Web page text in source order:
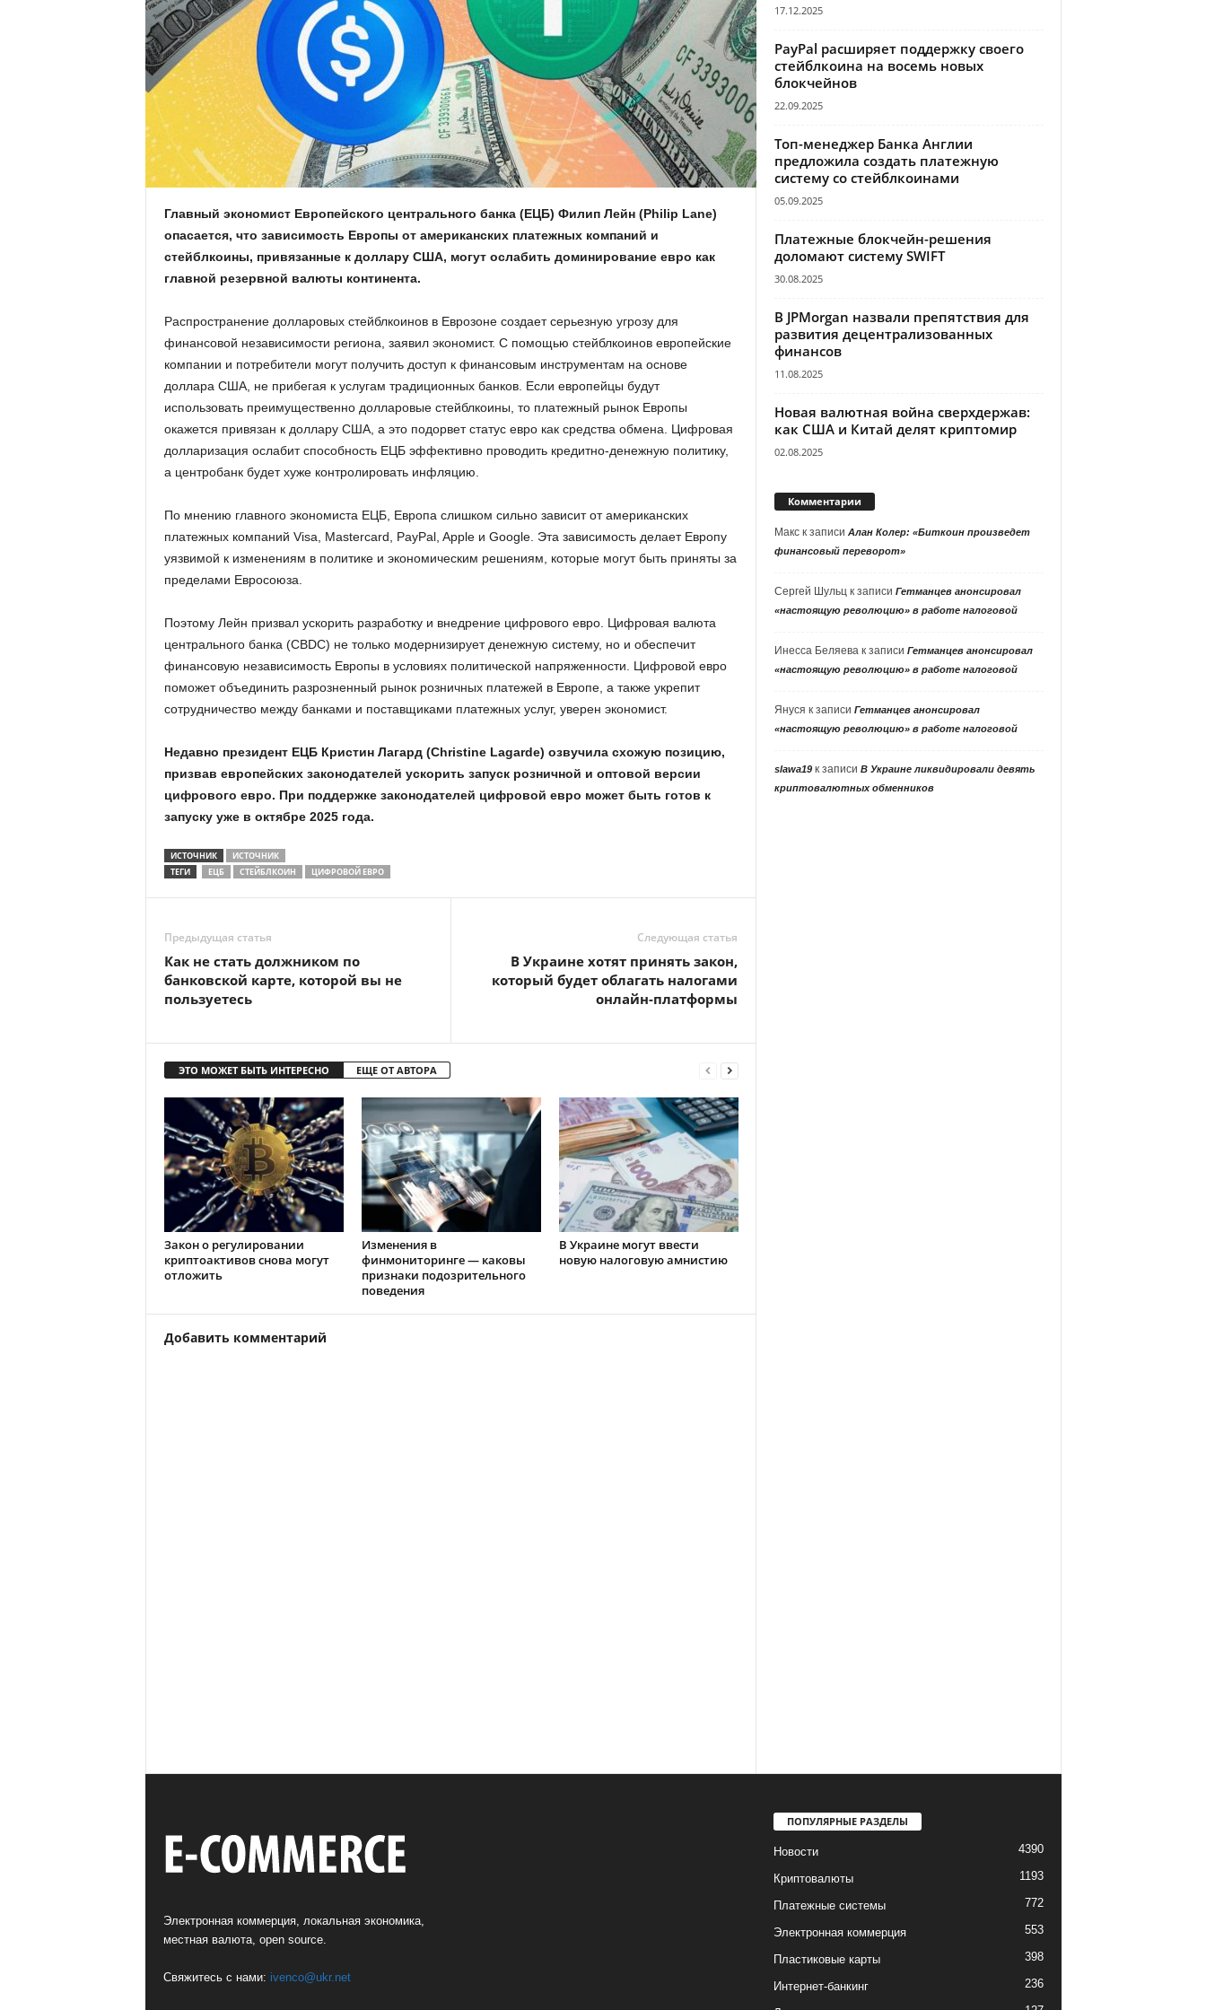
.
o
.
u
a
Главный экономист Европейского центрального банка (ЕЦБ) Филип Лейн (Philip Lane)
опасается, что зависимость Европы от американских платежных компаний и
стейблкоины, привязанные к доллару США, могут ослабить доминирование евро как
главной резервной валюты континента.
Распространение долларовых стейблкоинов в Еврозоне создает серьезную угрозу для
финансовой независимости региона, заявил экономист. С помощью стейблкоинов европейские
компании и потребители могут получить доступ к финансовым инструментам на основе
доллара США, не прибегая к услугам традиционных банков. Если европейцы будут
использовать преимущественно долларовые стейблкоины, то платежный рынок Европы
окажется привязан к доллару США, а это подорвет статус евро как средства обмена. Цифровая
долларизация ослабит способность ЕЦБ эффективно проводить кредитно-денежную политику,
а центробанк будет хуже контролировать инфляцию.
По мнению главного экономиста ЕЦБ, Европа слишком сильно зависит от американских
платежных компаний Visa, Mastercard, PayPal, Apple и Google. Эта зависимость делает Европу
уязвимой к изменениям в политике и экономическим решениям, которые могут быть приняты за
пределами Евросоюза.
Поэтому Лейн призвал ускорить разработку и внедрение цифрового евро. Цифровая валюта
центрального банка (CBDC) не только модернизирует денежную систему, но и обеспечит
финансовую независимость Европы в условиях политической напряженности. Цифровой евро
поможет объединить разрозненный рынок розничных платежей в Европе, а также укрепит
сотрудничество между банками и поставщиками платежных услуг, уверен экономист.
Недавно президент ЕЦБ Кристин Лагард (Christine Lagarde) озвучила схожую позицию,
призвав европейских законодателей ускорить запуск розничной и оптовой версии
цифрового евро. При поддержке законодателей цифровой евро может быть готов к
запуску уже в октябре 2025 года.
ИСТОЧНИК
ИСТОЧНИК
ТЕГИ
ЕЦБ СТЕЙБЛКОИН ЦИФРОВОЙ ЕВРО
Предыдущая статья
Как не стать должником по
банковской карте, которой вы не
пользуетесь
Следующая статья
В Украине хотят принять закон,
который будет облагать налогами
онлайн-платформы
ЭТО МОЖЕТ БЫТЬ ИНТЕРЕСНО ЕЩЕ ОТ АВТОРА
Закон о регулировании
криптоактивов снова могут
отложить
Изменения в
финмониторинге — каковы
признаки подозрительного
поведения
В Украине могут ввести
новую налоговую амнистию
Добавить комментарий
17.12.2025
PayPal расширяет поддержку своего
стейблкоина на восемь новых
блокчейнов
22.09.2025
Топ-менеджер Банка Англии
предложила создать платежную
систему со стейблкоинами
05.09.2025
Платежные блокчейн-решения
доломают систему SWIFT
30.08.2025
В JPMorgan назвали препятствия для
развития децентрализованных
финансов
11.08.2025
Новая валютная война сверхдержав:
как США и Китай делят криптомир
02.08.2025
Комментарии
Макск записи Алан Колер: «Биткоин произведет
финансовый переворот»
Сергей Шульцк записи Гетманцев анонсировал
«настоящую революцию» в работе налоговой
Инесса Беляевак записи Гетманцев анонсировал
«настоящую революцию» в работе налоговой
Януся к записи Гетманцев анонсировал
«настоящую революцию» в работе налоговой
slawa19к записи В Украине ликвидировали девять
криптовалютных обменников
Электронная коммерция, локальная экономика,
местная валюта, open source.
Свяжитесь с нами: ivenco@ukr.net
ПОПУЛЯРНЫЕ РАЗДЕЛЫ
Новости 4390
Криптовалюты 1193
Платежные системы 772
Электронная коммерция 553
Пластиковые карты 398
Интернет-банкинг 236